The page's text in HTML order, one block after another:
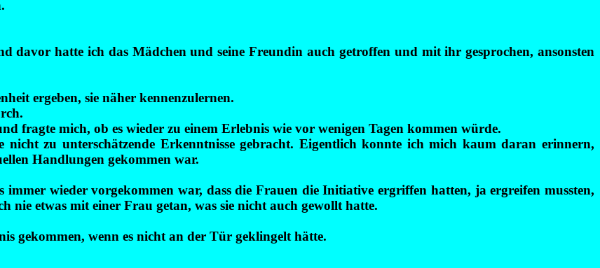
davor hatte ich das Mädchen und seine Freundin auch getroffen und mit ihr gesprochen, ansonsten
ergeben, sie näher kennenzulernen.
fragte mich, ob es wieder zu einem Erlebnis wie vor wenigen Tagen kommen würde.
zu unterschätzende Erkenntnisse gebracht. Eigentlich konnte ich mich kaum daran erinnern,
Handlungen gekommen war.
immer wieder vorgekommen war, dass die Frauen die Initiative ergriffen hatten, ja ergreifen mussten,
nie etwas mit einer Frau getan, was sie nicht auch gewollt hatte.
gekommen, wenn es nicht an der Tür geklingelt hätte.